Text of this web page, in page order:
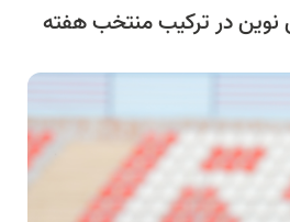
در ترکیب منتخب هفته